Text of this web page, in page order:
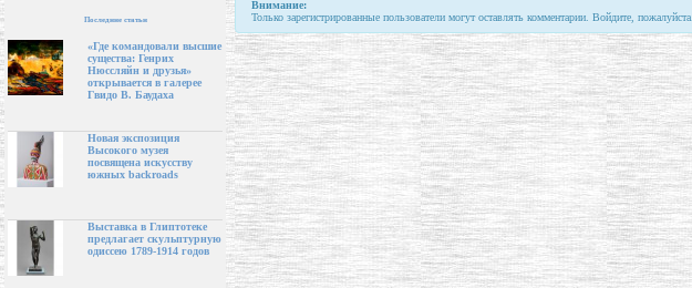
Последние статьи
«Где командовали высшие
существа: Генрих
Нюссляйн и друзья»
открывается в галерее
Гвидо В. Баудаха
Новая экспозиция
Высокого музея
посвящена искусству
южных backroads
Выставка в Глиптотеке
предлагает скульптурную
одиссею 1789-1914 годов
Внимание:
Только зарегистрированные пользователи могут оставлять комментарии. Войдите, пожалуйста.